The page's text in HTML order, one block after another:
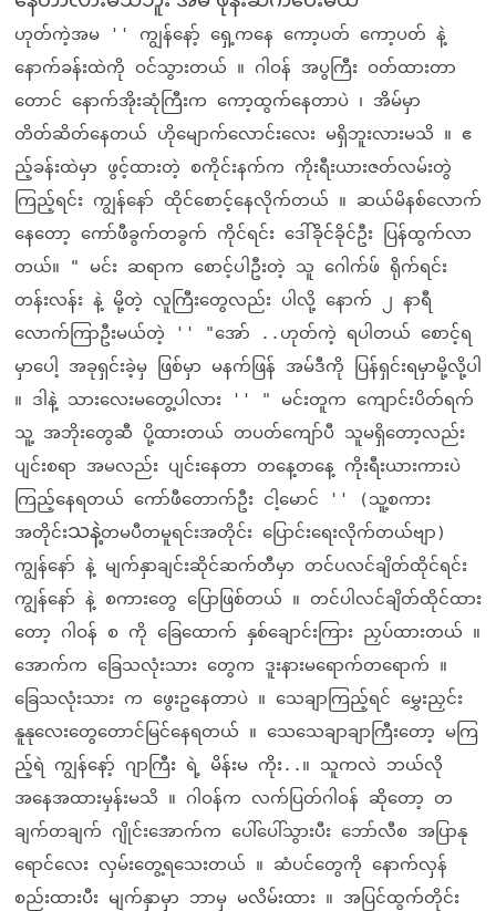
ဟုတ်ကဲ့အမ '' ကျွန်နော့် ရှေ့ကနေ ကော့ပတ် ကော့ပတ် နဲ့
နောက်ခန်းထဲကို ဝင်သွားတယ် ။ ဂါဝန် အပွကြီး ဝတ်ထားတာ
တောင် နောက်အိုးဆုံကြီးက ကော့ထွက်နေတာပဲ ၊ အိမ်မှာ
တိတ်ဆိတ်နေတယ် ဟိုမျောက်လောင်းလေး မရှိဘူးလားမသိ ။ ဧ
ည့်ခန်းထဲမှာ ဖွင့်ထားတဲ့ စကိုင်းနက်က ကိုးရီးယားဇတ်လမ်းတွဲ
ကြည့်ရင်း ကျွန်နော် ထိုင်စောင့်နေလိုက်တယ် ။ ဆယ်မိနစ်လောက်
နေတော့ ကော်ဖီခွက်တခွက် ကိုင်ရင်း ဒေါ်ခိုင်ခိုင်ဦး ပြန်ထွက်လာ
တယ်။ " မင်း ဆရာက စောင့်ပါဦးတဲ့ သူ ဂေါက်ဖ် ရိုက်ရင်း
တန်းလန်း နဲ့ မို့တဲ့ လူကြီးတွေလည်း ပါလို့ နောက် ၂ နာရီ
လောက်ကြာဦးမယ်တဲ့ '' "အော် ..ဟုတ်ကဲ့ ရပါတယ် စောင့်ရ
မှာပေါ့ အခုရှင်းခဲ့မှ ဖြစ်မှာ မနက်ဖြန် အမ်ဒီကို ပြန်ရှင်းရမှာမို့လို့ပါ
။ ဒါနဲ့ သားလေးမတွေ့ပါလား '' " မင်းတူက ကျောင်းပိတ်ရက်
သူ့ အဘိုးတွေဆီ ပို့ထားတယ် တပတ်ကျော်ပီ သူမရှိတော့လည်း
ပျင်းစရာ အမလည်း ပျင်းနေတာ တနေ့တနေ့ ကိုးရီးယားကားပဲ
ကြည့်နေရတယ် ကော်ဖီတောက်ဦး ငါ့မောင် '' (သူ့စကား
အတိုင်းသနဲ့တမပီတမူရင်းအတိုင်း ပြောင်းရေးလိုက်တယ်ဗျာ)
ကျွန်နော် နဲ့ မျက်နှာချင်းဆိုင်ဆက်တီမှာ တင်ပလင်ချိတ်ထိုင်ရင်း
ကျွန်နော် နဲ့ စကားတွေ ပြောဖြစ်တယ် ။ တင်ပါလင်ချိတ်ထိုင်ထား
တော့ ဂါဝန် စ ကို ခြေထောက် နှစ်ချောင်းကြား ညှပ်ထားတယ် ။
အောက်က ခြေသလုံးသား တွေက ဒူးနားမရောက်တရောက် ။
ခြေသလုံးသား က ဖွေးဥနေတာပဲ ။ သေချာကြည့်ရင် မွှေးညှင်း
နူနုလေးတွေတောင်မြင်နေရတယ် ။ သေသေချာချာကြီးတော့ မကြ
ည့်ရဲ ကျွန်နော့် ဂျာကြီး ရဲ့ မိန်းမ ကိုး..။ သူကလဲ ဘယ်လို
အနေအထားမှန်းမသိ ။ ဂါဝန်က လက်ပြတ်ဂါဝန် ဆိုတော့ တ
ချက်တချက် ဂျိုင်းအောက်က ပေါ်ပေါ်သွားပီး ဘော်လီစ အပြာနု
ရောင်လေး လှမ်းတွေ့ရသေးတယ် ။ ဆံပင်တွေကို နောက်လှန်
စည်းထားပီး မျက်နှာမှာ ဘာမှ မလိမ်းထား ။ အပြင်ထွက်တိုင်း